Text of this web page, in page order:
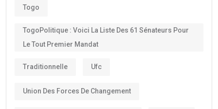
Togo
TogoPolitique : Voici La Liste Des 61 Sénateurs Pour
Le Tout Premier Mandat
Traditionnelle Ufc
Union Des Forces De Changement